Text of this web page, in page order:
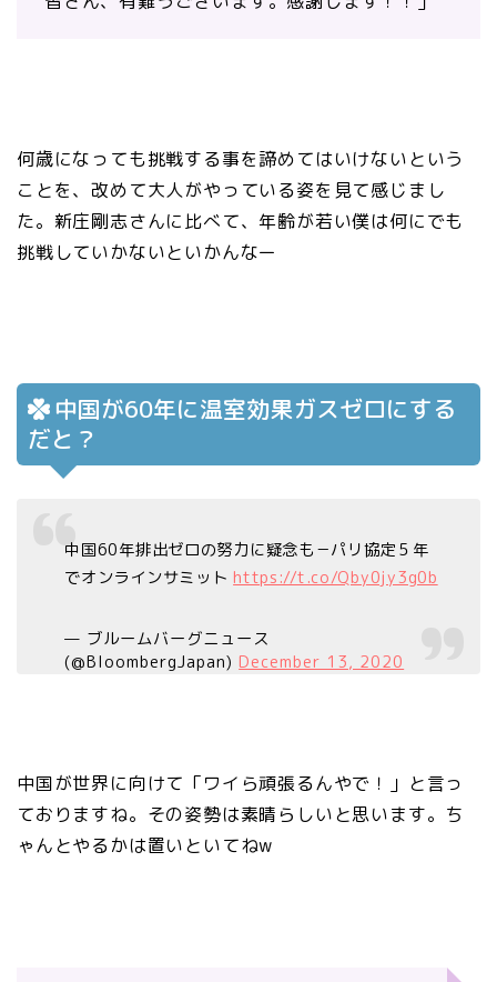
何歳になっても挑戦する事を諦めてはいけないという
ことを、改めて大人がやっている姿を見て感じまし
た。新庄剛志さんに比べて、年齢が若い僕は何にでも
挑戦していかないといかんなー
中国が60年に温室効果ガスゼロにする
だと？
中国60年排出ゼロの努力に疑念も－パリ協定５年
でオンラインサミット https://t.co/Qby0jy3g0b
— ブルームバーグニュース
(@BloombergJapan) December 13, 2020
中国が世界に向けて「ワイら頑張るんやで！」と言っ
ておりますね。その姿勢は素晴らしいと思います。ち
ゃんとやるかは置いといてねw